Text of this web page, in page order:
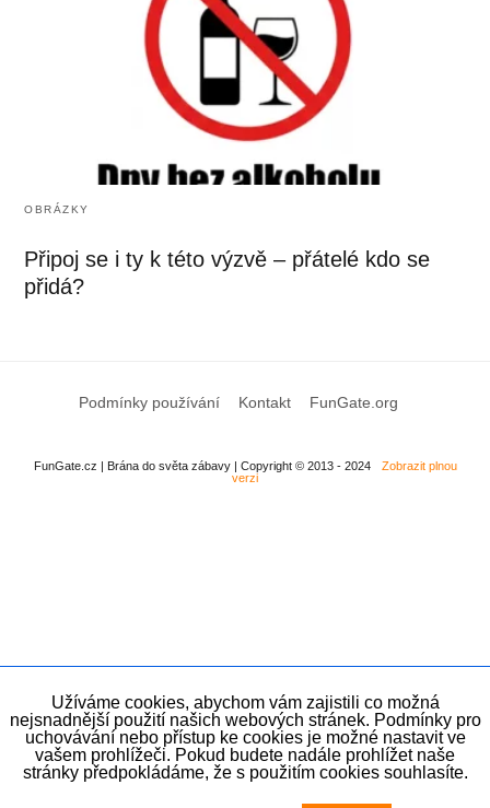
OBRÁZKY
Připoj se i ty k této výzvě – přátelé kdo se
přidá?
Podmínky používání Kontakt FunGate.org
FunGate.cz | Brána do světa zábavy | Copyright © 2013 - 2024
Zobrazit plnou
verzi
Užíváme cookies, abychom vám zajistili co možná
nejsnadnější použití našich webových stránek. Podmínky pro
uchovávání nebo přístup ke cookies je možné nastavit ve
vašem prohlížeči. Pokud budete nadále prohlížet naše
stránky předpokládáme, že s použitím cookies souhlasíte.